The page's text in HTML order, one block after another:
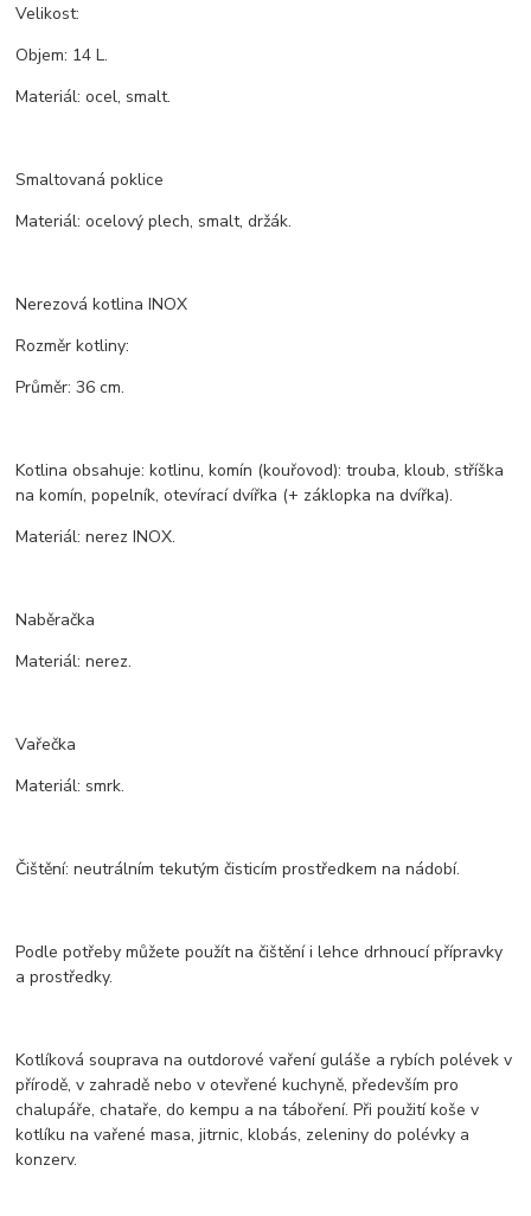
Velikost:
Objem: 14 L.
Materiál: ocel, smalt.
Smaltovaná poklice
Materiál: ocelový plech, smalt, držák.
Nerezová kotlina INOX
Rozměr kotliny:
Průměr: 36 cm.
Kotlina obsahuje: kotlinu, komín (kouřovod): trouba, kloub, stříška
na komín, popelník, otevírací dvířka (+ záklopka na dvířka).
Materiál: nerez INOX.
Naběračka
Materiál: nerez.
Vařečka
Materiál: smrk.
Čištění: neutrálním tekutým čisticím prostředkem na nádobí.
Podle potřeby můžete použít na čištění i lehce drhnoucí přípravky
a prostředky.
Kotlíková souprava na outdorové vaření guláše a rybích polévek v
přírodě, v zahradě nebo v otevřené kuchyně, především pro
chalupáře, chataře, do kempu a na táboření. Při použití koše v
kotlíku na vařené masa, jitrnic, klobás, zeleniny do polévky a
konzerv.